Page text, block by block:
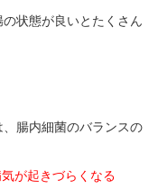
の状態が良いとたくさん
、腸内細菌のバランスの
が起きづらくなる